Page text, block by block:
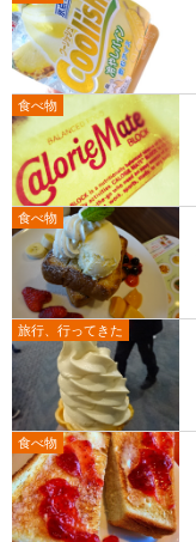
食べ物
食べ物
旅行、行ってきた
食べ物